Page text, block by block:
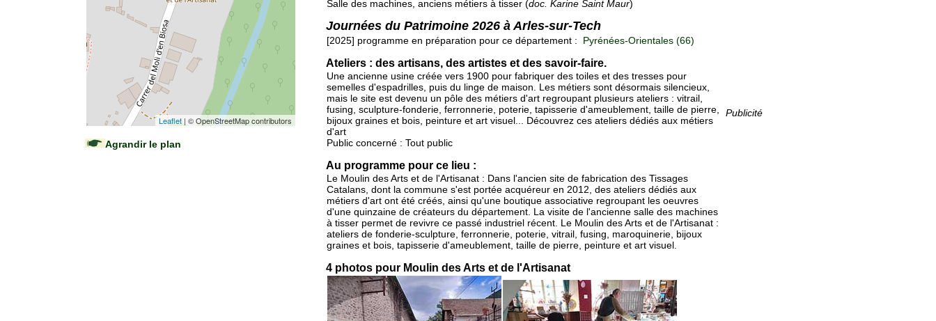
Leaflet | © OpenStreetMap contributors
Agrandir le plan
Publicité
Salle des machines, anciens métiers à tisser (doc. Karine Saint Maur)
Journées du Patrimoine 2026 à Arles-sur-Tech
[2025] programme en préparation pour ce département : Pyrénées-Orientales (66)
Ateliers : des artisans, des artistes et des savoir-faire.
Une ancienne usine créée vers 1900 pour fabriquer des toiles et des tresses pour
semelles d'espadrilles, puis du linge de maison. Les métiers sont désormais silencieux,
mais le site est devenu un pôle des métiers d'art regroupant plusieurs ateliers : vitrail,
fusing, sculpture-fonderie, ferronnerie, poterie, tapisserie d'ameublement, taille de pierre,
bijoux graines et bois, peinture et art visuel... Découvrez ces ateliers dédiés aux métiers
d'art
Public concerné : Tout public
Au programme pour ce lieu :
Le Moulin des Arts et de l'Artisanat : Dans l'ancien site de fabrication des Tissages
Catalans, dont la commune s'est portée acquéreur en 2012, des ateliers dédiés aux
métiers d'art ont été créés, ainsi qu'une boutique associative regroupant les oeuvres
d'une quinzaine de créateurs du département. La visite de l'ancienne salle des machines
à tisser permet de revivre ce passé industriel récent. Le Moulin des Arts et de l'Artisanat :
ateliers de fonderie-sculpture, ferronnerie, poterie, vitrail, fusing, maroquinerie, bijoux
graines et bois, tapisserie d'ameublement, taille de pierre, peinture et art visuel.
4 photos pour Moulin des Arts et de l'Artisanat